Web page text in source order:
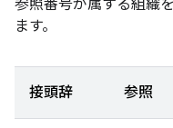
参照番号が属する組織
ます。
接頭辞 参照